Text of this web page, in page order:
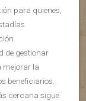
para quienes,
de gestionar
mejorar la
beneficiarios.
cercana sigue